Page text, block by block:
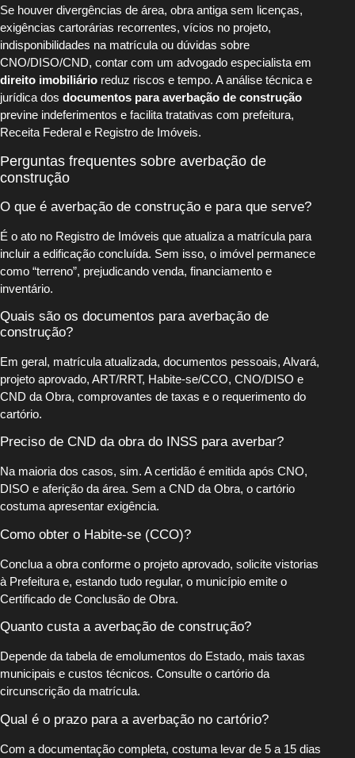
Se houver divergências de área, obra antiga sem licenças,
exigências cartorárias recorrentes, vícios no projeto,
indisponibilidades na matrícula ou dúvidas sobre
CNO/DISO/CND, contar com um advogado especialista em
direito imobiliário reduz riscos e tempo. A análise técnica e
jurídica dos documentos para averbação de construção
previne indeferimentos e facilita tratativas com prefeitura,
Receita Federal e Registro de Imóveis.
Perguntas frequentes sobre averbação de
construção
O que é averbação de construção e para que serve?
É o ato no Registro de Imóveis que atualiza a matrícula para
incluir a edificação concluída. Sem isso, o imóvel permanece
como “terreno”, prejudicando venda, financiamento e
inventário.
Quais são os documentos para averbação de
construção?
Em geral, matrícula atualizada, documentos pessoais, Alvará,
projeto aprovado, ART/RRT, Habite-se/CCO, CNO/DISO e
CND da Obra, comprovantes de taxas e o requerimento do
cartório.
Preciso de CND da obra do INSS para averbar?
Na maioria dos casos, sim. A certidão é emitida após CNO,
DISO e aferição da área. Sem a CND da Obra, o cartório
costuma apresentar exigência.
Como obter o Habite-se (CCO)?
Conclua a obra conforme o projeto aprovado, solicite vistorias
à Prefeitura e, estando tudo regular, o município emite o
Certificado de Conclusão de Obra.
Quanto custa a averbação de construção?
Depende da tabela de emolumentos do Estado, mais taxas
municipais e custos técnicos. Consulte o cartório da
circunscrição da matrícula.
Qual é o prazo para a averbação no cartório?
Com a documentação completa, costuma levar de 5 a 15 dias